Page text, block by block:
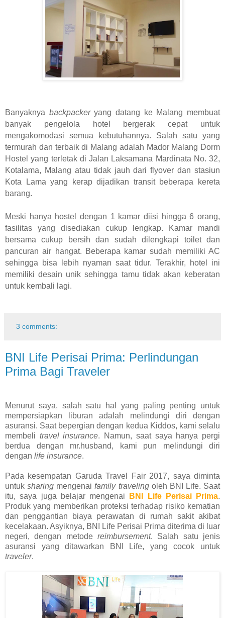
Banyaknya backpackeryang datang ke Malang membuat
banyak pengelola hotel bergerak cepat untuk
mengakomodasi semua kebutuhannya. Salah satu yang
termurah dan terbaik di Malang adalah Mador Malang Dorm
Hostel yang terletak di Jalan Laksamana Mardinata No. 32,
Kotalama, Malang atau tidak jauh dari flyover dan stasiun
Kota Lama yang kerap dijadikan transit beberapa kereta
barang.
Meski hanya hostel dengan 1 kamar diisi hingga 6 orang,
fasilitas yang disediakan cukup lengkap. Kamar mandi
bersama cukup bersih dan sudah dilengkapi toilet dan
pancuran air hangat. Beberapa kamar sudah memiliki AC
sehingga bisa lebih nyaman saat tidur. Terakhir, hotel ini
memiliki desain unik sehingga tamu tidak akan keberatan
untuk kembali lagi.
3 comments:
BNI Life Perisai Prima: Perlindungan
Prima Bagi Traveler
Menurut saya, salah satu hal yang paling penting untuk
mempersiapkan liburan adalah melindungi diri dengan
asuransi. Saat bepergian dengan kedua Kiddos, kami selalu
membeli travel insurance. Namun, saat saya hanya pergi
berdua dengan mr.husband, kami pun melindungi diri
dengan life insurance.
Pada kesempatan Garuda Travel Fair 2017, saya diminta
untuksharing mengenaifamily travelingoleh BNI Life. Saat
itu, saya juga belajar mengenai
BNI Life Perisai Prima.
Produk yang memberikan proteksi terhadap risiko kematian
dan penggantian biaya perawatan di rumah sakit akibat
kecelakaan. Asyiknya, BNI Life Perisai Prima diterima di luar
negeri, dengan metode reimbursement. Salah satu jenis
asuransi yang ditawarkan BNI Life, yang cocok untuk
traveler.